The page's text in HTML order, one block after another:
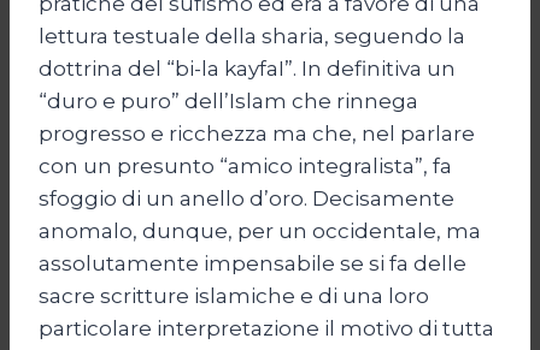
lettura testuale della sharia, seguendo la
dottrina del “bi-la kayfaI”. In definitiva un
“duro e puro” dell’Islam che rinnega
progresso e ricchezza ma che, nel parlare
con un presunto “amico integralista”, fa
sfoggio di un anello d’oro. Decisamente
anomalo, dunque, per un occidentale, ma
assolutamente impensabile se si fa delle
sacre scritture islamiche e di una loro
particolare interpretazione il motivo di tutta